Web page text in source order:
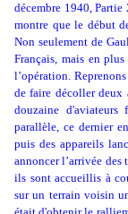
décembre 1940, Partie
montre que le début
Non seulement de
Français, mais en
l’opération.
de faire décoller
douzaine
parallèle, ce dernier
puis des appareils
annoncer l’arrivée des
ils sont accueillis à
sur un terrain voisin